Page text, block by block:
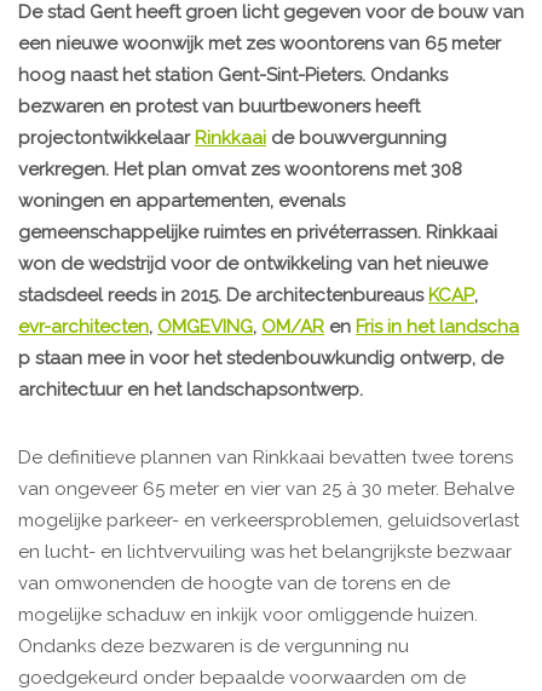
De stad Gent heeft groen licht gegeven voor de bouw van
een nieuwe woonwijk met zes woontorens van 65 meter
hoog naast het station Gent-Sint-Pieters. Ondanks
bezwaren en protest van buurtbewoners heeft
projectontwikkelaar Rinkkaai de bouwvergunning
verkregen. Het plan omvat zes woontorens met 308
woningen en appartementen, evenals
gemeenschappelijke ruimtes en privéterrassen. Rinkkaai
won de wedstrijd voor de ontwikkeling van het nieuwe
stadsdeel reeds in 2015. De architectenbureaus KCAP,
evr-architecten, OMGEVING, OM/AR en Fris in het landscha
p staan mee in voor het stedenbouwkundig ontwerp, de
architectuur en het landschapsontwerp.
De definitieve plannen van Rinkkaai bevatten twee torens
van ongeveer 65 meter en vier van 25 à 30 meter. Behalve
mogelijke parkeer- en verkeersproblemen, geluidsoverlast
en lucht- en lichtvervuiling was het belangrijkste bezwaar
van omwonenden de hoogte van de torens en de
mogelijke schaduw en inkijk voor omliggende huizen.
Ondanks deze bezwaren is de vergunning nu
goedgekeurd onder bepaalde voorwaarden om de